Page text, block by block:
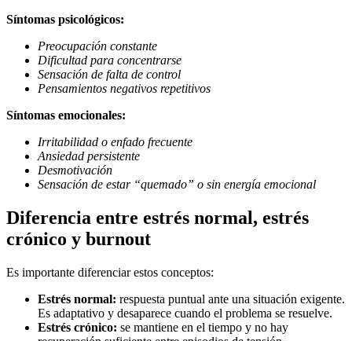
Síntomas psicológicos:
Preocupación constante
Dificultad para concentrarse
Sensación de falta de control
Pensamientos negativos repetitivos
Síntomas emocionales:
Irritabilidad o enfado frecuente
Ansiedad persistente
Desmotivación
Sensación de estar “quemado” o sin energía emocional
Diferencia entre estrés normal, estrés
crónico y burnout
Es importante diferenciar estos conceptos:
Estrés normal: respuesta puntual ante una situación exigente.
Es adaptativo y desaparece cuando el problema se resuelve.
Estrés crónico: se mantiene en el tiempo y no hay